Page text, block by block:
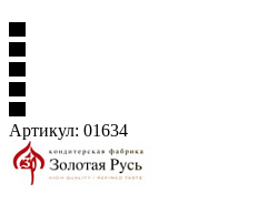
Артикул: 01634